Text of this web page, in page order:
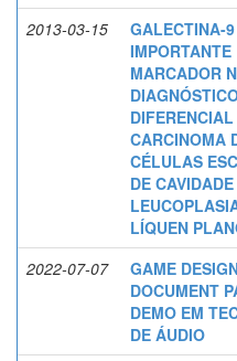
2013-03-15
GALECTINA-
IMPORTANTE
MARCADOR
CARCINOMA
CÉLULAS
DE
LÍQUEN
2022-07-07
GAME
DOCUMENT
DEMO EM
DE ÁUDIO